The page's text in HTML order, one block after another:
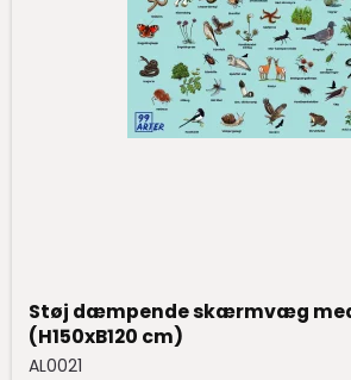
Støj dæmpende skærmvæg
(H150xB120 cm)
AL0021